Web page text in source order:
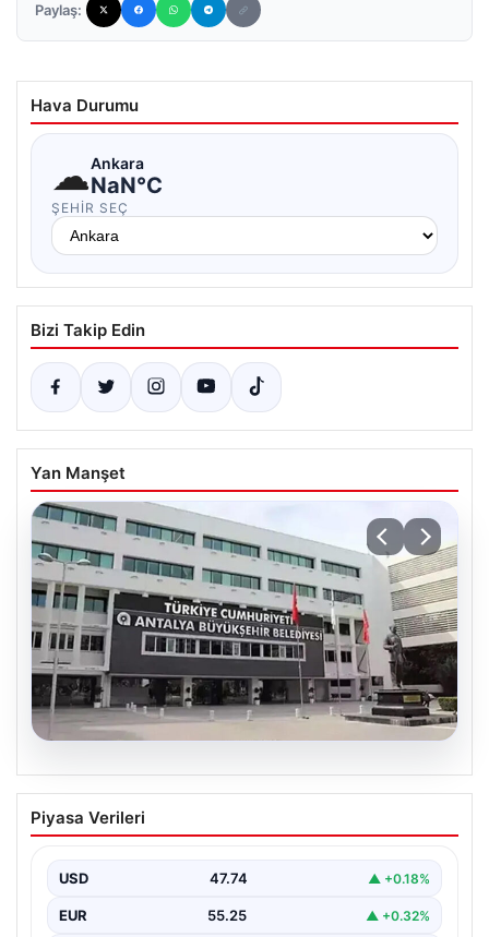
Paylaş:
Hava Durumu
☁Ankara
NaN°C
ŞEHIR SEÇ
Bizi Takip Edin
Yan Manşet
06.08.2026
Antalya’daki yolsuzluk soruşturmasında
iki yeni gözaltı
Piyasa Verileri
USD 47.74 ▲ +0.18%
EUR 55.25 ▲ +0.32%